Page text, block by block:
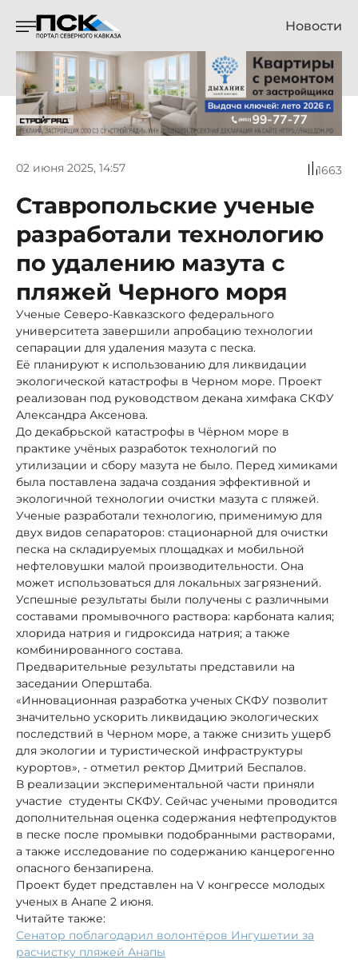
Новости
02 июня 2025, 14:57 1663
Ставропольские ученые
разработали технологию
по удалению мазута с
пляжей Черного моря
Ученые Северо-Кавказского федерального
университета завершили апробацию технологии
сепарации для удаления мазута с песка.
Её планируют к использованию для ликвидации
экологической катастрофы в Черном море. Проект
реализован под руководством декана химфака СКФУ
Александра Аксенова.
До декабрьской катастрофы в Чёрном море в
практике учёных разработок технологий по
утилизации и сбору мазута не было. Перед химиками
была поставлена задача создания эффективной и
экологичной технологии очистки мазута с пляжей.
Ученые разработали технологию, применимую для
двух видов сепараторов: стационарной для очистки
песка на складируемых площадках и мобильной
нефтеловушки малой производительности. Она
может использоваться для локальных загрязнений.
Успешные результаты были получены с различными
составами промывочного раствора: карбоната калия;
хлорида натрия и гидроксида натрия; а также
комбинированного состава.
Предварительные результаты представили на
заседании Оперштаба.
«Инновационная разработка ученых СКФУ позволит
значительно ускорить ликвидацию экологических
последствий в Черном море, а также снизить ущерб
для экологии и туристической инфраструктуры
курортов», - отметил ректор Дмитрий Беспалов.
В реализации экспериментальной части приняли
участие студенты СКФУ. Сейчас учеными проводится
дополнительная оценка содержания нефтепродуктов
в песке после промывки подобранными растворами,
а также исследование по содержанию канцерогенно
опасного бензапирена.
Проект будет представлен на V конгрессе молодых
ученых в Анапе 2 июня.
Читайте также:
Сенатор поблагодарил волонтёров Ингушетии за
расчистку пляжей Анапы